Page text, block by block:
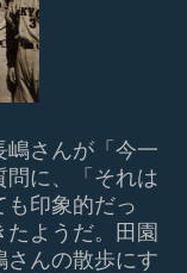
嶋さんが「今一
問に、「それは
も印象的だっ
ようだ。田園
さんの散歩にす